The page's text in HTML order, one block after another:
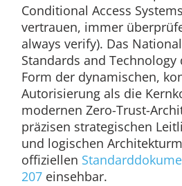
Conditional Access
vertrauen, immer
always verify). Das
Standards and
Form der dynamischen,
Autorisierung als die
modernen Zero-Trust-
präzisen strategischen
und logischen
offiziellen
207einsehbar.